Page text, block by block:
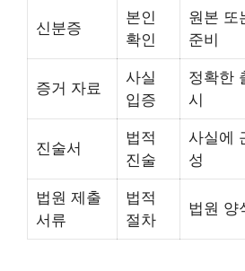
신분증
본인
확인
원본 또
준비
증거 자료
사실
입증
정확한
시
진술서
법적
진술
사실에
성
법원 제출
서류
법적
절차
법원 양